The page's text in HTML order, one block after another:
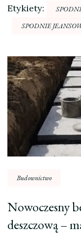
Etykiety:
SPODNIE
Nawigacja
wpisu
Budownictwo
Nowoczesny
deszczową –